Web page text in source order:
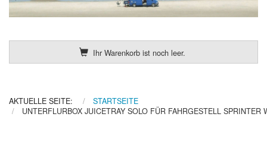
Ihr Warenkorb ist noch leer.
AKTUELLE SEITE:
STARTSEITE
UNTERFLURBOX JUICETRAY SOLO FÜR FAHRGESTELL SPRINTER